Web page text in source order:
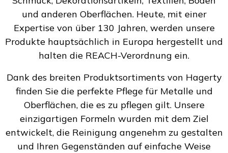
und anderen Oberflächen. Heute, mit einer
Expertise von über 130 Jahren, werden unsere
Produkte hauptsächlich in Europa hergestellt und
halten die REACH-Verordnung ein.
Dank des breiten Produktsortiments von Hagerty
finden Sie die perfekte Pflege für Metalle und
Oberflächen, die es zu pflegen gilt. Unsere
einzigartigen Formeln wurden mit dem Ziel
entwickelt, die Reinigung angenehm zu gestalten
und Ihren Gegenständen auf einfache Weise